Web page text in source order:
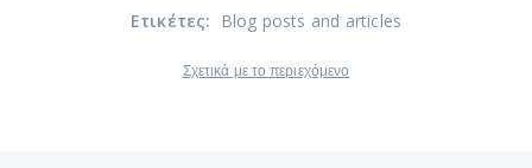
Ετικέτες: Blog posts and articles
Σχετικά με το περιεχόμενο